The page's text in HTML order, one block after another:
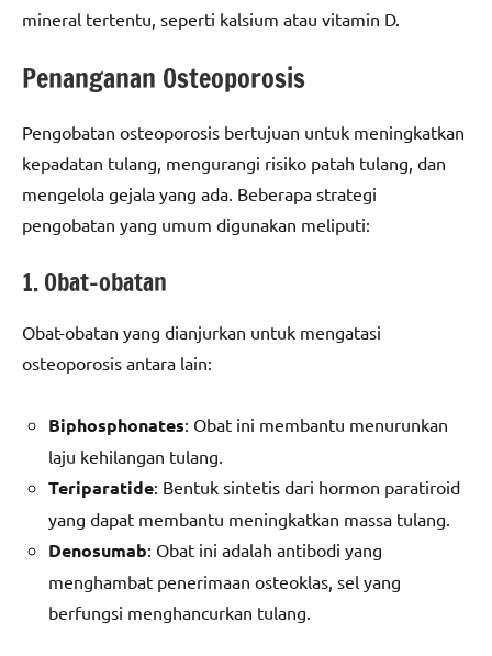
mineral tertentu, seperti kalsium atau vitamin D.
Penanganan Osteoporosis
Pengobatan osteoporosis bertujuan untuk meningkatkan
kepadatan tulang, mengurangi risiko patah tulang, dan
mengelola gejala yang ada. Beberapa strategi
pengobatan yang umum digunakan meliputi:
1. Obat-obatan
Obat-obatan yang dianjurkan untuk mengatasi
osteoporosis antara lain:
Biphosphonates: Obat ini membantu menurunkan
laju kehilangan tulang.
Teriparatide: Bentuk sintetis dari hormon paratiroid
yang dapat membantu meningkatkan massa tulang.
Denosumab: Obat ini adalah antibodi yang
menghambat penerimaan osteoklas, sel yang
berfungsi menghancurkan tulang.